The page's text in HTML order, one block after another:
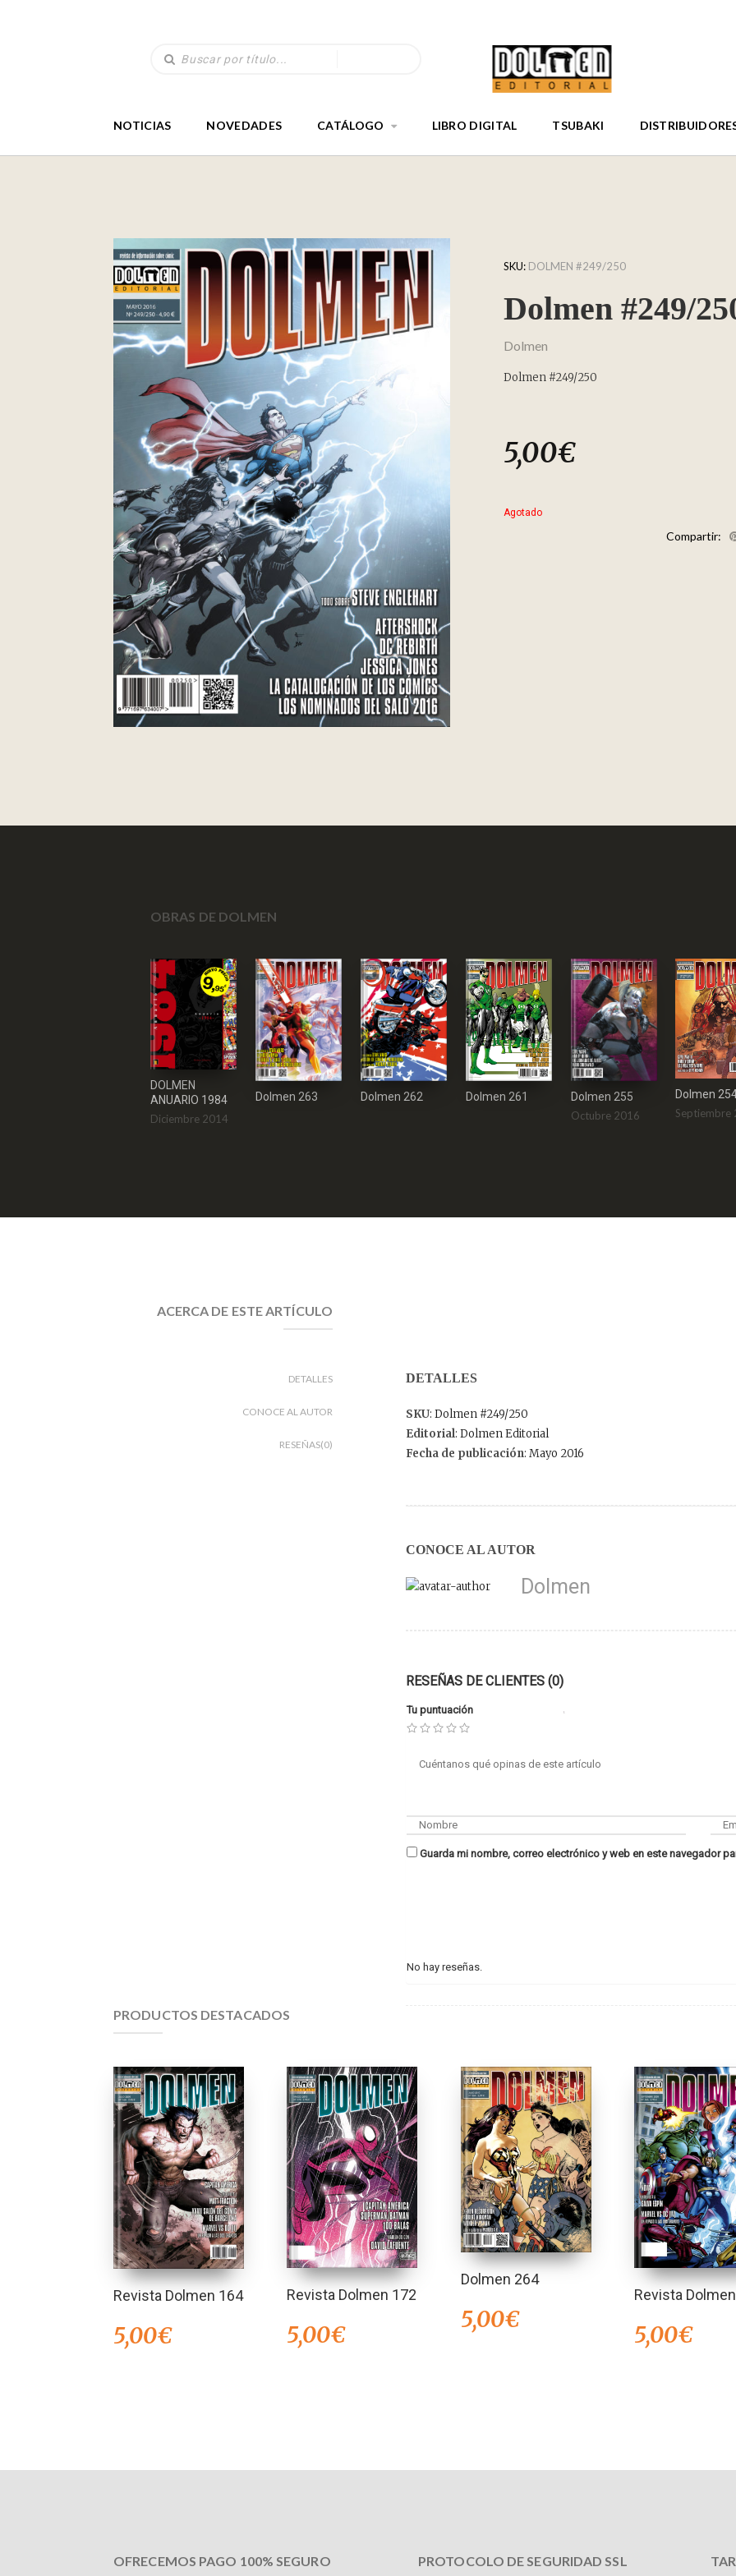
NOTICIAS NOVEDADES CATÁLOGO LIBRO DIGITAL TSUBAKI
SKU: DOLMEN #249/250
Dolmen #249/
Dolmen
Dolmen #249/250
5,00€
Agotado
Compartir:
OBRAS DE DOLMEN
DOLMEN
ANUARIO 1984
Diciembre 2014
Dolmen 263 Dolmen 262 Dolmen 261
Dolmen 255
Octubre 2016
Dolmen
Septiembre
ACERCA DE ESTE ARTÍCULO
DETALLES
CONOCE AL AUTOR
RESEÑAS(0)
DETALLES
SKU: Dolmen #249/250
Editorial: Dolmen Editorial
Fecha de publicación: Mayo 2016
CONOCE AL AUTOR
Dolmen
RESEÑAS DE CLIENTES (0)
Tu puntuación
Guarda mi nombre, correo electrónico y web en este navegador
No hay reseñas.
PRODUCTOS DESTACADOS
Revista Dolmen 164
5,00€
Revista Dolmen 172
5,00€
Dolmen 264
5,00€
Revista
5,00€
OFRECEMOS PAGO 100% SEGURO PROTOCOLO DE SEGURIDAD SSL